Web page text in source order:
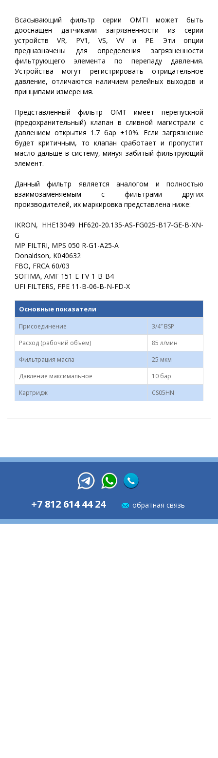
Всасывающий фильтр серии OMTI может быть
дооснащен датчиками загрязненности из серии
устройств VR, PV1, VS, VV и PE. Эти опции
предназначены для определения загрязненности
фильтрующего элемента по перепаду давления.
Устройства могут регистрировать отрицательное
давление, отличаются наличием релейных выходов и
принципами измерения.
Представленный фильтр OMT имеет перепускной
(предохранительный) клапан в сливной магистрали с
давлением открытия 1.7 бар ±10%. Если загрязнение
будет критичным, то клапан сработает и пропустит
масло дальше в систему, минуя забитый фильтрующий
элемент.
Данный фильтр является аналогом и полностью
взаимозаменяемым с фильтрами других
производителей, их маркировка представлена ниже:
IKRON, HHE13049 HF620-20.135-AS-FG025-B17-GE-B-XN-
G
MP FILTRI, MPS 050 R-G1-A25-A
Donaldson, K040632
FBO, FRCA 60/03
SOFIMA, AMF 151-E-FV-1-B-B4
UFI FILTERS, FPE 11-B-06-B-N-FD-X
Основные показатели
Присоединение
3/4” BSP
Расход (рабочий объём)
85 л/мин
Фильтрация масла
25 мкм
Давление максимальное
10 бар
Картридж
CS05HN
+7 812 614 44 24 обратная связь